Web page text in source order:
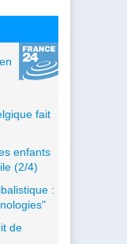
fait
enfants
(2/4)
:
de